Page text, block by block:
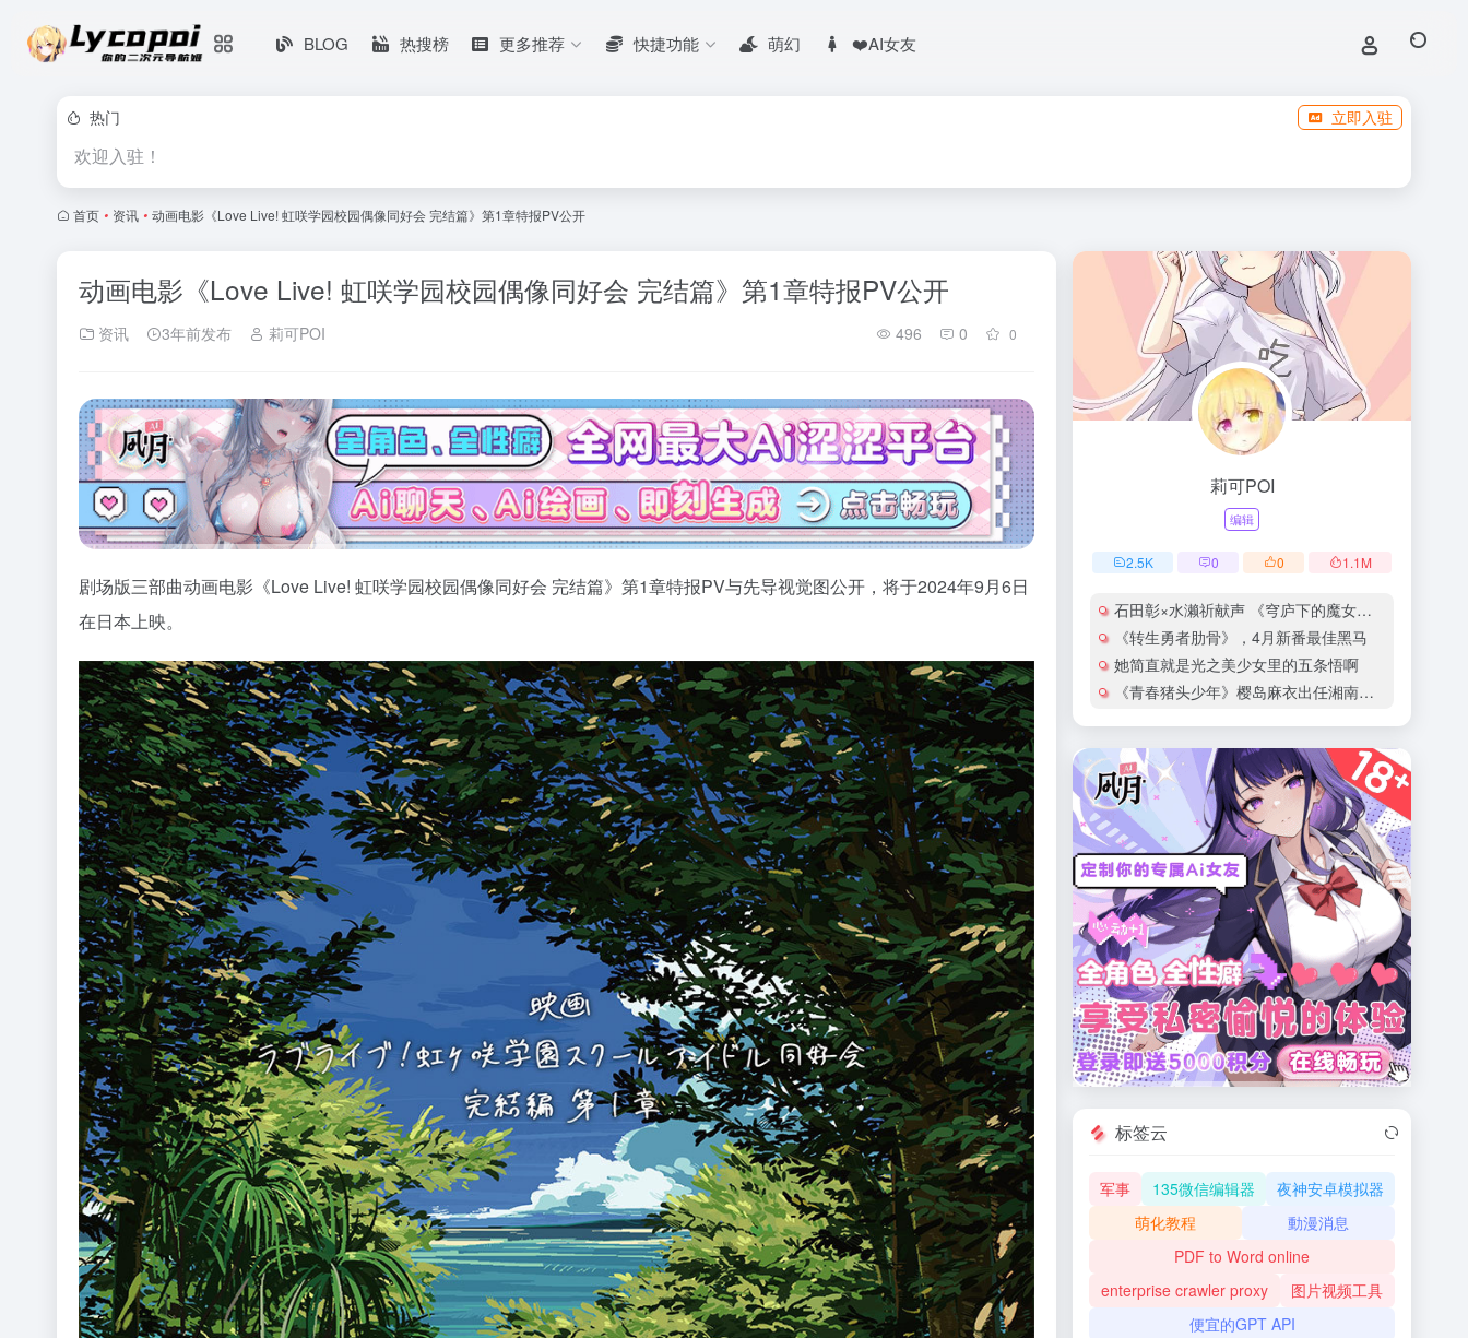
BLOG 热搜榜 更多推荐 快捷功能 萌幻 ❤️AI女友
热门 立即入驻
欢迎入驻！
首页 • 资讯 • 动画电影《Love Live! 虹咲学园校园偶像同好会 完结篇》第1章特报PV公开
动画电影《Love Live! 虹咲学园校园偶像同好会 完结篇》第1章特报PV公开
资讯 3年前发布 莉可POI 496 0 0
剧场版三部曲动画电影《Love Live! 虹咲学园校园偶像同好会 完结篇》第1章特报PV与先导视觉图公开，将于2024年9月6日
在日本上映。
莉可POI
编辑
2.5K 0 0 1.1M
石田彰×水濑祈献声 《穹庐下的魔女》新角色声优揭晓
《转生勇者肋骨》，4月新番最佳黑马
她简直就是光之美少女里的五条悟啊
《青春猪头少年》樱岛麻衣出任湘南宣传大使！
标签云
军事 135微信编辑器
夜神安卓模拟器
萌化教程
動漫消息
PDF to Word online
enterprise crawler proxy
图片视频工具
便宜的GPT API